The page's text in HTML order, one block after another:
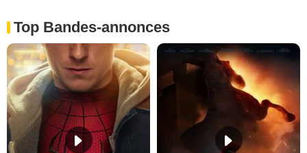
Top Bandes-annonces